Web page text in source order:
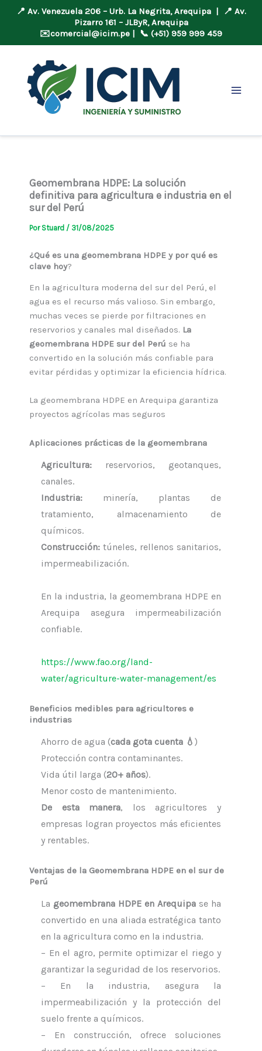
📍 Av. Venezuela 206 – Urb. La Negrita, Arequipa | 📍 Av.
Pizarro 161 – JLByR, Arequipa
✉️comercial@icim.pe | 📞 (+51) 959 999 459
contenido
Geomembrana HDPE: La solución
definitiva para agricultura e industria en el
sur del Perú
Por Stuard / 31/08/2025
¿Qué es una geomembrana HDPE y por qué es
clave hoy?
En la agricultura moderna del sur del Perú, el
agua es el recurso más valioso. Sin embargo,
muchas veces se pierde por filtraciones en
reservorios y canales mal diseñados. La
geomembrana HDPE sur del Perú se ha
convertido en la solución más confiable para
evitar pérdidas y optimizar la eficiencia hídrica.
La geomembrana HDPE en Arequipa garantiza
proyectos agrícolas mas seguros
Aplicaciones prácticas de la geomembrana
Agricultura: reservorios, geotanques,
canales.
Industria: minería, plantas de
tratamiento, almacenamiento de
químicos.
Construcción: túneles, rellenos sanitarios,
impermeabilización.
En la industria, la geomembrana HDPE en
Arequipa asegura impermeabilización
confiable.
https://www.fao.org/land-
water/agriculture-water-management/es
Beneficios medibles para agricultores e
industrias
Ahorro de agua (cada gota cuenta 💧 )
Protección contra contaminantes.
Vida útil larga (20+ años).
Menor costo de mantenimiento.
De esta manera, los agricultores y
empresas logran proyectos más eficientes
y rentables.
Ventajas de la Geomembrana HDPE en el sur de
Perú
La geomembrana HDPE en Arequipa se ha
convertido en una aliada estratégica tanto
en la agricultura como en la industria.
– En el agro, permite optimizar el riego y
garantizar la seguridad de los reservorios.
– En la industria, asegura la
impermeabilización y la protección del
suelo frente a químicos.
– En construcción, ofrece soluciones